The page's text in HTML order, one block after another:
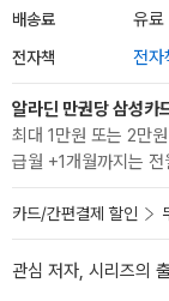
배송료 유료
전자책 전자
알라딘 만권당 삼성카
최대 1만원 또는 2만
급월 +1개월까지는
카드/간편결제 할인
관심 저자, 시리즈의